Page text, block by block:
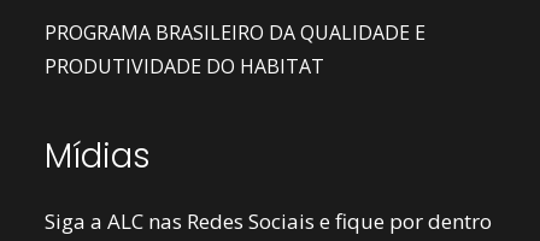
PROGRAMA BRASILEIRO DA QUALIDADE E
PRODUTIVIDADE DO HABITAT
Mídias
Siga a ALC nas Redes Sociais e fique por dentro